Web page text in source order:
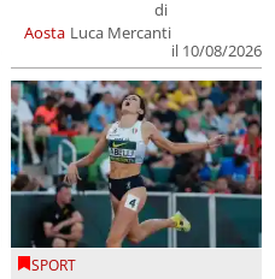
Aosta
di
Luca Mercanti
il 10/08/2026
SPORT